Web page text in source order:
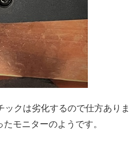
クは劣化するので仕方ありま
モニターのようです。